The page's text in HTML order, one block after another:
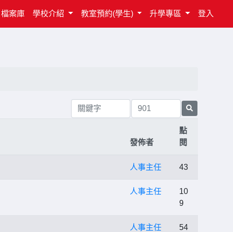
檔案庫 學校介紹 教室預約(學生) 升學專區 登入
發佈者
點
閱
人事主任 43
人事主任
10
9
人事主任 54